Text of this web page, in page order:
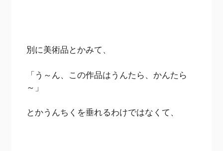
別に美術品とかみて、
「う～ん、この作品はうんたら、かんたら
～」
とかうんちくを垂れるわけではなくて、